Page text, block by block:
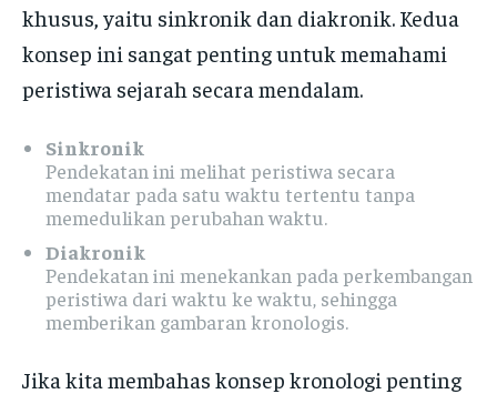
khusus, yaitu sinkronik dan diakronik. Kedua
konsep ini sangat penting untuk memahami
peristiwa sejarah secara mendalam.
Sinkronik
Pendekatan ini melihat peristiwa secara
mendatar pada satu waktu tertentu tanpa
memedulikan perubahan waktu.
Diakronik
Pendekatan ini menekankan pada perkembangan
peristiwa dari waktu ke waktu, sehingga
memberikan gambaran kronologis.
Jika kita membahas konsep kronologi penting